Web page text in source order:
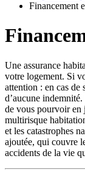
Financement
Une assurance
votre logement. Si
attention : en cas de
d’aucune
de vous pourvoir en
multirisque
et les catastrophes
ajoutée, qui couvre
accidents de la vie